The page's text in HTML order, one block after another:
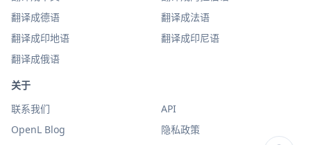
翻译成德语
翻译成法语
翻译成印地语
翻译成印尼语
翻译成俄语
关于
联系我们
API
OpenL Blog
隐私政策